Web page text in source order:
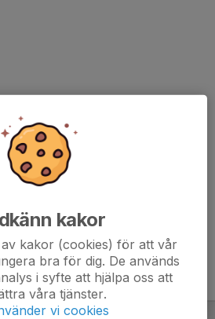
kakor
kakor (cookies) för att vår
bra för dig. De används
i syfte att hjälpa oss att
våra tjänster.
vi cookies